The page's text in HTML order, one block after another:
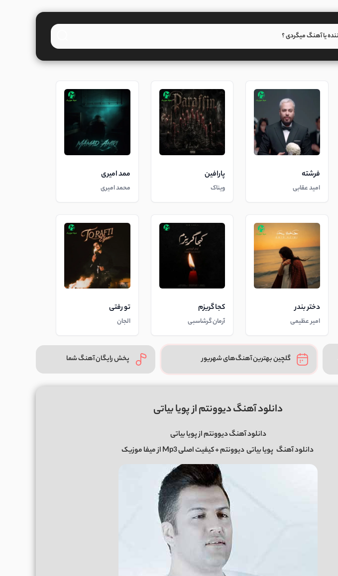
فرشته
امید عقابی
پارافین
ویناک
ممد امیری
محمد امیری
دختر بندر
امیر عظیمی
کجا گریزم
آرمان گرشاسبی
تو رفتی
الجان
گلچین بهترین آهنگ‌های شهریور پخش رایگان آهنگ شما
دانلود آهنگ دیوونتم از پویا بیاتی
دانلود آهنگ دیوونتم از پویا بیاتی
دانلود آهنگ پویا بیاتیدیوونتم + کیفیت اصلی Mp3 از میفا موزیک